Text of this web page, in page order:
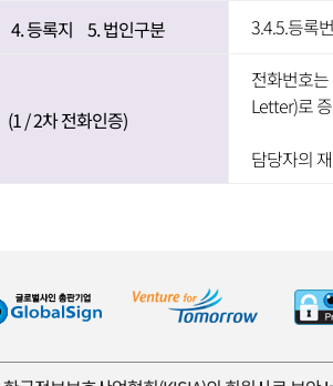
4. 등록지 5. 법인구분 3.4.5.등록
(1 / 2차 전화인증)
전화번호
Letter)로
담당자의